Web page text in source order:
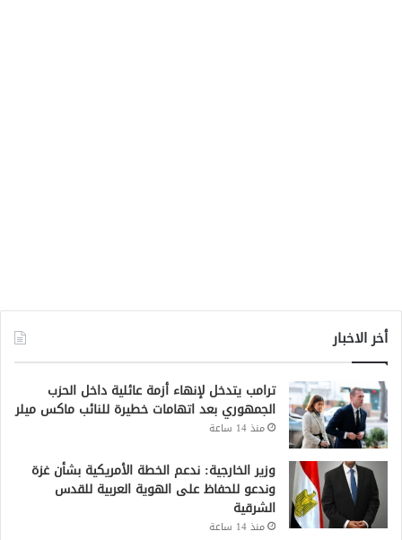
أخر الاخبار
ترامب يتدخل لإنهاء أزمة عائلية داخل الحزب
الجمهوري بعد اتهامات خطيرة للنائب ماكس ميلر
منذ 14 ساعة
وزير الخارجية: ندعم الخطة الأمريكية بشأن غزة
وندعو للحفاظ على الهوية العربية للقدس
الشرقية
منذ 14 ساعة